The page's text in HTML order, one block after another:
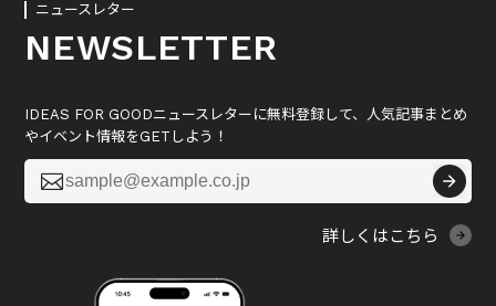
ニュースレター
NEWSLETTER
IDEAS FOR GOODニュースレターに無料登録して、人気記事まとめ
やイベント情報をGETしよう！

詳しくはこちら